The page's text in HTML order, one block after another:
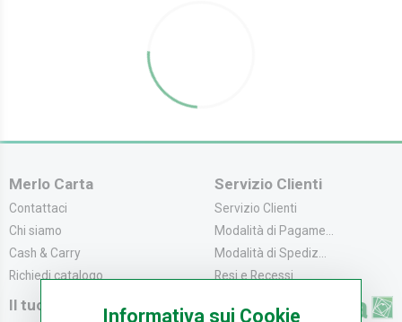
Merlo Carta
Contattaci
Chi siamo
Cash & Carry
Richiedi catalogo
Servizio Clienti
Servizio Clienti
Modalità di Pagame...
Modalità di Spediz...
Resi e Recessi
Il tuo Account
Informativa sui Cookie